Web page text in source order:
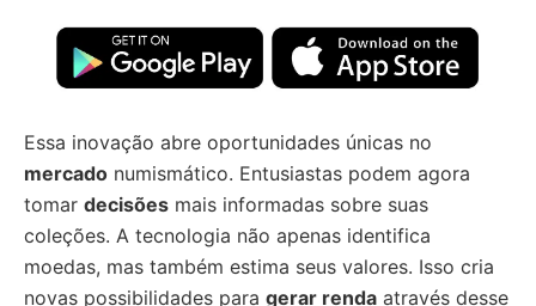
Essa inovação abre oportunidades únicas no
mercado numismático. Entusiastas podem agora
tomar decisões mais informadas sobre suas
coleções. A tecnologia não apenas identifica
moedas, mas também estima seus valores. Isso cria
novas possibilidades para gerar renda através desse